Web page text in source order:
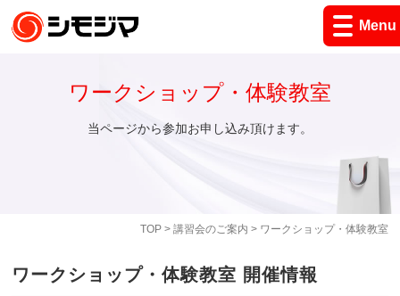
Menu
TOP> 講習会のご案内 > ワークショップ・体験教室
ワークショップ・体験教室
当ページから参加お申し込み頂けます。
ワークショップ・体験教室 開催情報